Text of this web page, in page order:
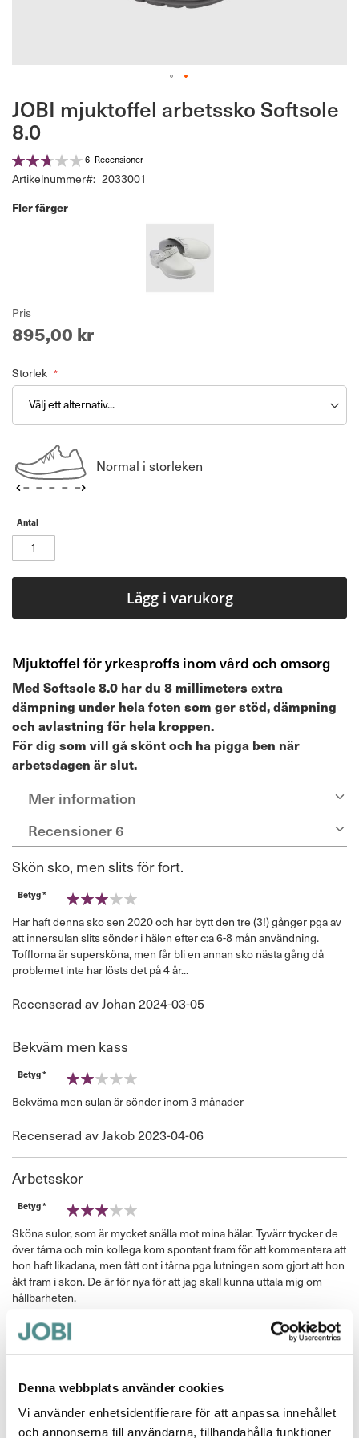
Denna webbplats använder cookies
Vi använder enhetsidentifierare för att anpassa innehållet
och annonserna till användarna, tillhandahålla funktioner
JOBI mjuktoffel arbetssko Softsole
8.0
Betyg:
53%
6 Recensioner
Artikelnummer 2033001
Fler färger
Pris
895,00 kr
Storlek
Normal i storleken
Antal
Lägg i varukorg
Mjuktoffel för yrkesproffs inom vård och omsorg
Med Softsole 8.0 har du 8 millimeters extra
dämpning under hela foten som ger stöd, dämpning
och avlastning för hela kroppen.
För dig som vill gå skönt och ha pigga ben när
arbetsdagen är slut.
Mer information
Recensioner 6
Skön sko, men slits för fort.
Betyg *
Har haft denna sko sen 2020 och har bytt den tre (3!) gånger pga av
att innersulan slits sönder i hälen efter c:a 6-8 mån användning.
Tofflorna är supersköna, men får bli en annan sko nästa gång då
problemet inte har lösts det på 4 år...
Recenserad avJohan Publicerat
den
2024-03-05
Bekväm men kass
Betyg *
Bekväma men sulan är sönder inom 3 månader
Recenserad avJakob Publicerat
den
2023-04-06
Arbetsskor
Betyg *
Sköna sulor, som är mycket snälla mot mina hälar. Tyvärr trycker de
över tårna och min kollega kom spontant fram för att kommentera att
hon haft likadana, men fått ont i tårna pga lutningen som gjort att hon
åkt fram i skon. De är för nya för att jag skall kunna uttala mig om
hållbarheten.
Recenserad av
40%
Skön och bekväm jobbsko men dålig innersula som började gå
till
början
av
bildgalleriet